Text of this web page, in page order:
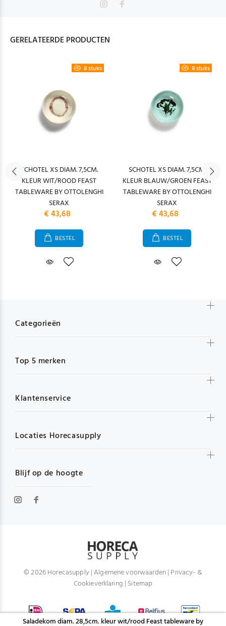
GERELATEERDE PRODUCTEN
8 stuks
SCHOTEL XS DIAM. 7,5CM.
KLEUR WIT/ROOD FEAST
TABLEWARE BY OTTOLENGHI
SERAX
€ 43,68
BESTEL
8 stuks
SCHOTEL XS DIAM. 7,5CM.
KLEUR BLAUW/GROEN FEAST
TABLEWARE BY OTTOLENGHI
SERAX
€ 43,68
BESTEL
Saladekom diam. 28,5cm. kleur wit/rood Feast tableware by
Blijf op de hoogte
Categorieën
Top 5 merken
Klantenservice
Locaties Horecasupply
© 2026 Horecasupply |Algemene voorwaarden| Privacy- &
Cookieverklaring | Sitemap